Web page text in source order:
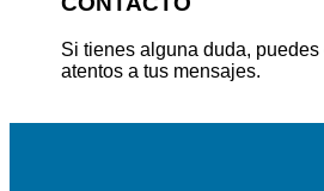
Si tienes alguna duda,
atentos a tus mensajes.